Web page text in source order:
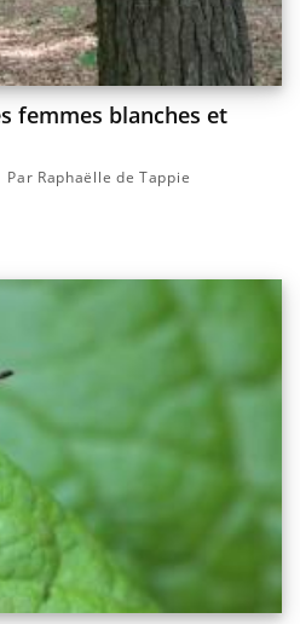
femmes blanches et
Par Raphaëlle de Tappie